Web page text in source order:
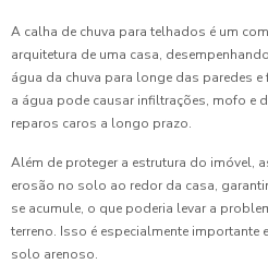
A calha de chuva para telhados é um
arquitetura de uma casa,
água da chuva para longe das paredes e
a água pode causar infiltrações, mofo e
reparos caros a longo prazo.
Além de proteger a estrutura do imóvel,
erosão no solo ao redor da casa,
se acumule, o que poderia levar a
terreno. Isso é especialmente importante
solo arenoso.